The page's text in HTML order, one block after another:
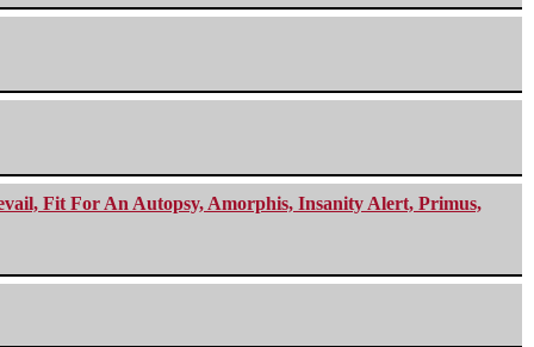
Fit For An Autopsy, Amorphis, Insanity Alert, Primus,